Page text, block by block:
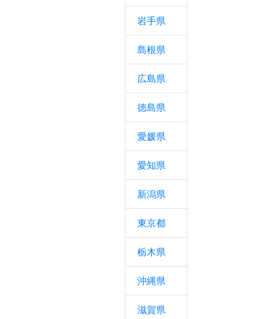
岩手県
島根県
広島県
徳島県
愛媛県
愛知県
新潟県
東京都
栃木県
沖縄県
滋賀県